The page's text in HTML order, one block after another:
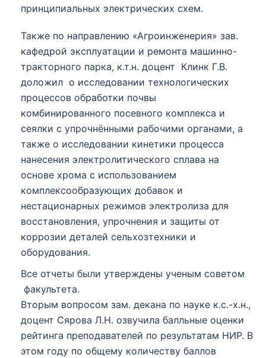
принципиальных электрических схем.
Также по направлению «Агроинженерия» зав.
кафедрой эксплуатации и ремонта машинно-
тракторного парка, к.т.н. доцент Клинк Г.В.
доложил о исследовании технологических
процессов обработки почвы
комбинированного посевного комплекса и
сеялки с упрочнёнными рабочими органами, а
также о исследовании кинетики процесса
нанесения электролитического сплава на
основе хрома с использованием
комплексообразующих добавок и
нестационарных режимов электролиза для
восстановления, упрочнения и защиты от
коррозии деталей сельхозтехники и
оборудования.
Все отчеты были утверждены ученым советом
факультета.
Вторым вопросом зам. декана по науке к.с.-х.н.,
доцент Сярова Л.Н. озвучила балльные оценки
рейтинга преподавателей по результатам НИР. В
этом году по общему количеству баллов